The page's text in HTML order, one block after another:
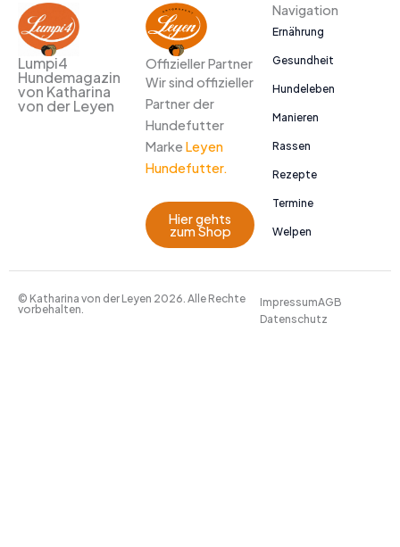
Lumpi4
Hundemagazin
von Katharina
von der Leyen
Offizieller Partner
Wir sind offizieller
Partner der
Hundefutter
Marke Leyen
Hundefutter.
Hier gehts
zum Shop
Navigation
Ernährung
Gesundheit
Hundeleben
Manieren
Rassen
Rezepte
Termine
Welpen
© Katharina von der Leyen 2026. Alle Rechte
vorbehalten.
ImpressumAGB
Datenschutz